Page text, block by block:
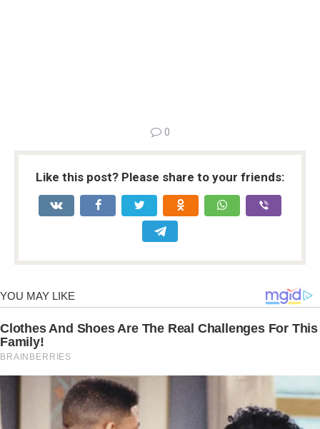
0
Like this post? Please share to your friends: